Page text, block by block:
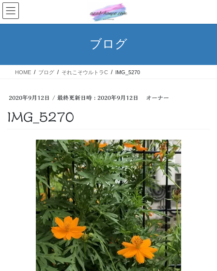
コ
ン
テ
ス
ナ
ビ
ゲ
ン
ブログ
HOME ブログ それこそウルトラC IMG_5270
2020年9月12日 / 最終更新日時 : 2020年9月12日 オーナー
IMG_5270